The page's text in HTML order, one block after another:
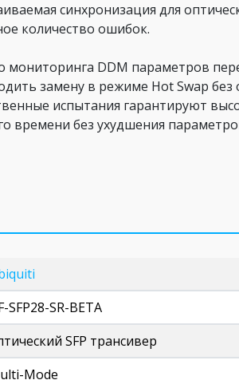
синхронизация для
количество ошибок.
DDM параметров
замену в режиме Hot Swap
испытания гарантируют
времени без ухудшения
SFP28-SR-BETA
SFP трансивер
Mode